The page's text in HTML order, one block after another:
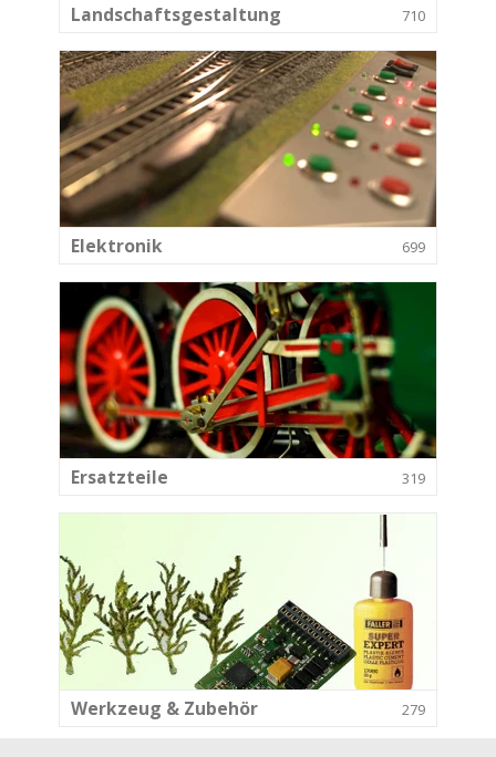
Landschaftsgestaltung 710
Elektronik 699
Ersatzteile 319
Werkzeug & Zubehör 279